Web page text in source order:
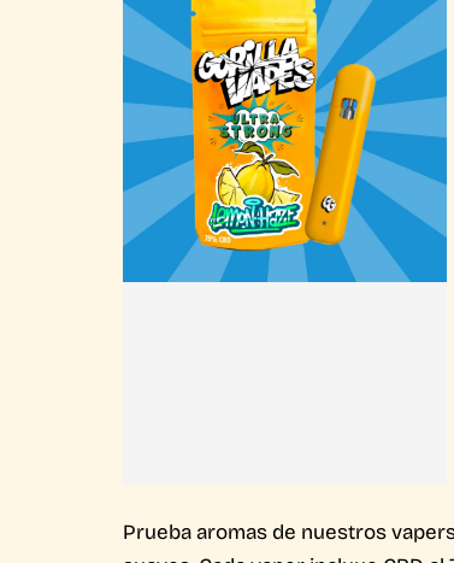
Prueba aromas de nuestros